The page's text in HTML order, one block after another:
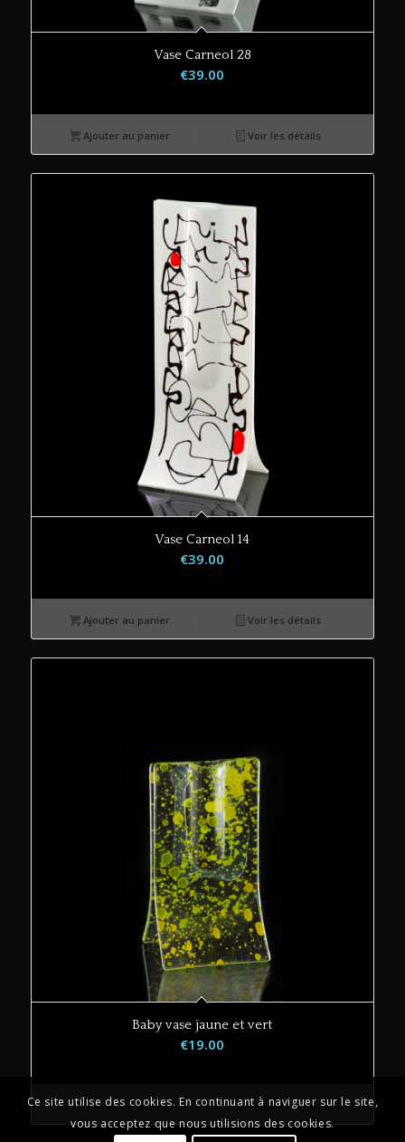
Vase Carneol 28
€39.00
Ajouter au panier Voir les détails
Vase Carneol 14
€39.00
Ajouter au panier Voir les détails
Baby vase jaune et vert
€19.00
Ajouter au panier Voir les détails
Ce site utilise des cookies. En continuant à naviguer sur le site,
vous acceptez que nous utilisions des cookies.